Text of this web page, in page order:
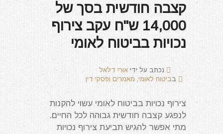
קצבה חודשית בסך של
14,000 ש"ח עקב צירוף
נכויות בביטוח לאומי
נכתב על ידי אורי דלאל
בביטוח לאומי, מאמרים ופסקי דין
צירוף נכויות בביטוח לאומי עשוי להקנות
לנפגע קצבה חודשית גבוהה לכל החיים.
מתי אפשר להגיש תביעת צירוף נכויות